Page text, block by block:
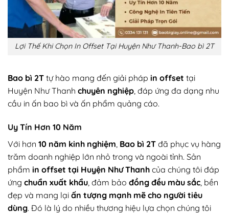
Lợi Thế Khi Chọn In Offset Tại Huyện Như Thanh-Bao bì 2T
Bao bì 2T tự hào mang đến giải pháp in offset tại
Huyện Như Thanh chuyên nghiệp, đáp ứng đa dạng nhu
cầu in ấn bao bì và ấn phẩm quảng cáo.
Uy Tín Hơn 10 Năm
Với hơn 10 năm kinh nghiệm Bao bì 2T đã phục vụ hàng
trăm doanh nghiệp lớn nhỏ trong và ngoài tỉnh. Sản
phẩm in offset tại Huyện Như Thanh của chúng tôi đáp
ứng chuẩn xuất khẩu , đảm bảo đồng đều màu sắc , bền
đẹp và mang lại ấn tượng mạnh mẽ cho người tiêu
dùng. Đó là lý do nhiều thương hiệu lựa chọn chúng tôi